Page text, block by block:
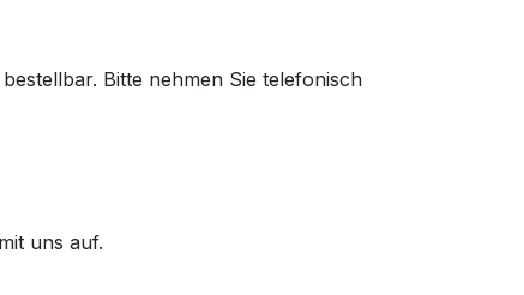
Bitte nehmen Sie telefonisch
uns auf.